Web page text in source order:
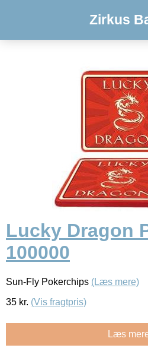
Zirkus
Lucky Dragon
100000
Sun-Fly Pokerchips (Læs mere)
35 kr. (Vis fragtpris)
Læs